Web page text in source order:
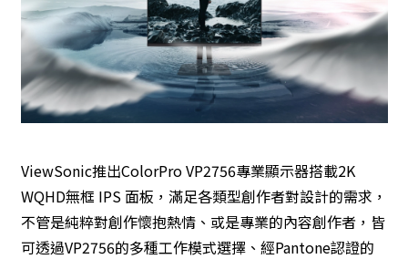
ViewSonic推出ColorProVP2756專業顯示器搭載2K
WQHD無框 IPS 面板，滿足各類型創作者對設計的需求，
不管是純粹對創作懷抱熱情、或是專業的內容創作者，皆
可透過VP2756的多種工作模式選擇、經Pantone認證的